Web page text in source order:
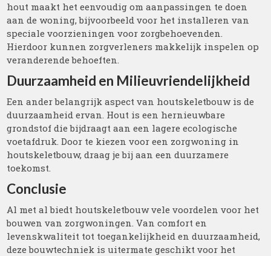
hout maakt het eenvoudig om aanpassingen te doen
aan de woning, bijvoorbeeld voor het installeren van
speciale voorzieningen voor zorgbehoevenden.
Hierdoor kunnen zorgverleners makkelijk inspelen op
veranderende behoeften.
Duurzaamheid en Milieuvriendelijkheid
Een ander belangrijk aspect van houtskeletbouw is de
duurzaamheid ervan. Hout is een hernieuwbare
grondstof die bijdraagt aan een lagere ecologische
voetafdruk. Door te kiezen voor een zorgwoning in
houtskeletbouw, draag je bij aan een duurzamere
toekomst.
Conclusie
Al met al biedt houtskeletbouw vele voordelen voor het
bouwen van zorgwoningen. Van comfort en
levenskwaliteit tot toegankelijkheid en duurzaamheid,
deze bouwtechniek is uitermate geschikt voor het